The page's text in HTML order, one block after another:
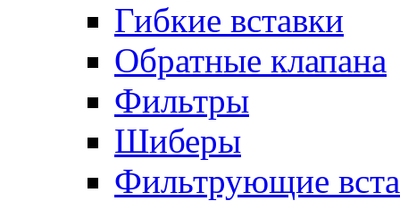
Гибкие вставки
Обратные клапана
Фильтры
Шиберы
Фильтрующие